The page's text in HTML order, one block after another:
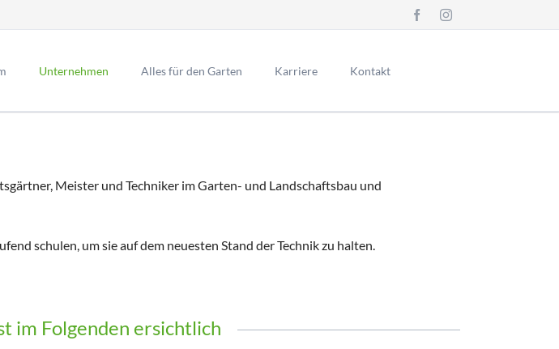
Unternehmen
unserer Vereine rund um Weissach
Alles für den Garten Karriere Kontakt
Meister und Techniker im Garten- und Landschaftsbau und
schulen, um sie auf dem neuesten Stand der Technik zu halten.
im Folgenden ersichtlich